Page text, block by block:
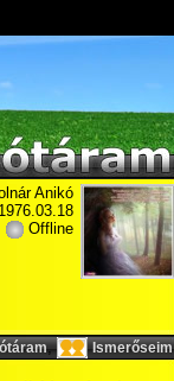
Anikó
1976.03.18
Offline
, Ismerőseim